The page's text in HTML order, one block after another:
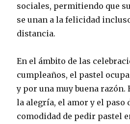
sociales, permitiendo que
se unan a la felicidad
distancia.
En el ámbito de las
cumpleaños, el pastel
y por una muy buena razón.
la alegría, el amor y el paso
comodidad de pedir pastel